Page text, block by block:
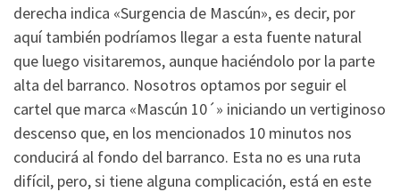
derecha indica «Surgencia de Mascún», es decir, por
aquí también podríamos llegar a esta fuente natural
que luego visitaremos, aunque haciéndolo por la parte
alta del barranco. Nosotros optamos por seguir el
cartel que marca «Mascún 10´» iniciando un vertiginoso
descenso que, en los mencionados 10 minutos nos
conducirá al fondo del barranco. Esta no es una ruta
difícil, pero, si tiene alguna complicación, está en este